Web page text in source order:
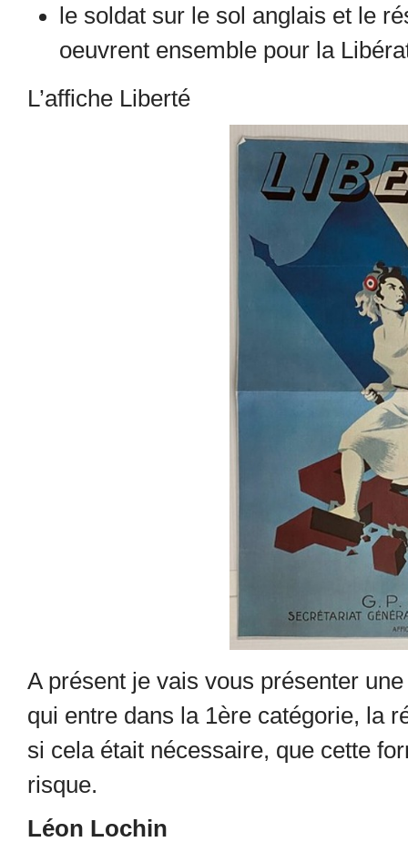
le soldat sur le sol anglais et le
oeuvrent ensemble pour la
L’affiche Liberté
A présent je vais vous présenter
qui entre dans la 1ère catégorie, la
si cela était nécessaire, que cette
risque.
Léon Lochin